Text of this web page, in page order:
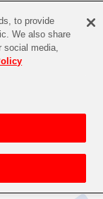
EVENT
to provide
We also share
social media,